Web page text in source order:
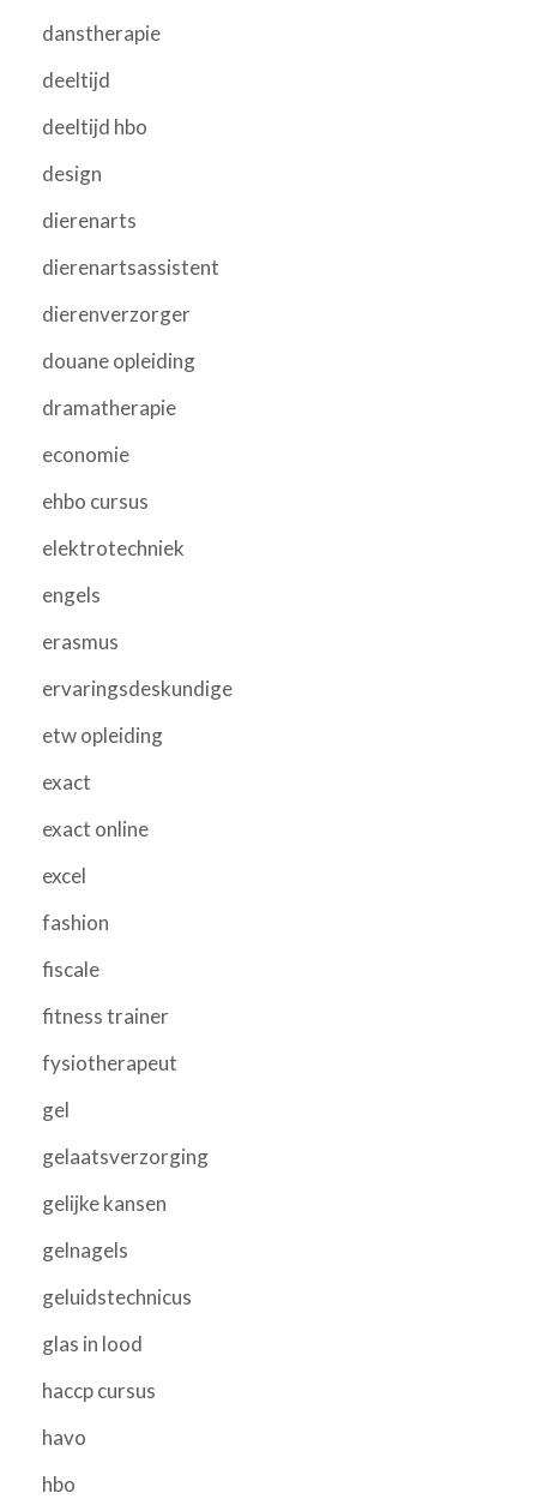
danstherapie
deeltijd
deeltijd hbo
design
dierenarts
dierenartsassistent
dierenverzorger
douane opleiding
dramatherapie
economie
ehbo cursus
elektrotechniek
engels
erasmus
ervaringsdeskundige
etw opleiding
exact
exact online
excel
fashion
fiscale
fitness trainer
fysiotherapeut
gel
gelaatsverzorging
gelijke kansen
gelnagels
geluidstechnicus
glas in lood
haccp cursus
havo
hbo